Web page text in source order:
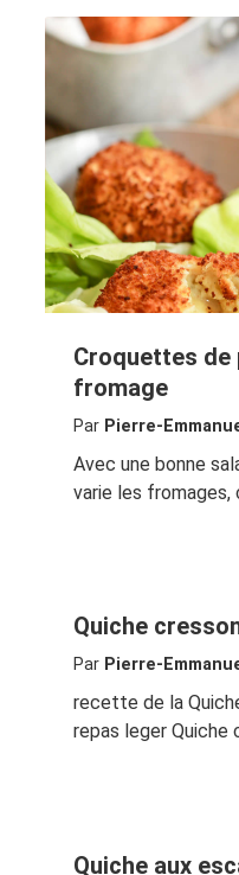
Croquettes de
fromage
Par Pierre-
Avec une bonne
varie les fromages,
Quiche
Par Pierre-
recette de la
repas leger Quiche
Quiche aux